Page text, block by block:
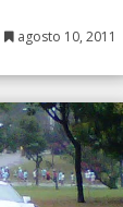
agosto 10, 2011